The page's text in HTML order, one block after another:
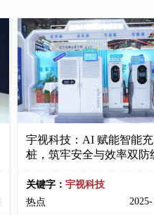
宇视科技：AI 赋能智能
桩，筑牢安全与效率双防
关键字： 宇视科技
热点